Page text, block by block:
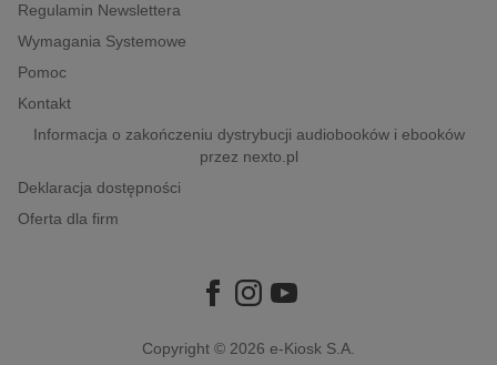
popularno-naukowe
historia
Regulamin Newslettera
Wymagania Systemowe
Pomoc
Kontakt
Informacja o zakończeniu dystrybucji audiobooków i ebooków
przez nexto.pl
Deklaracja dostępności
Oferta dla firm
Copyright © 2026 e-Kiosk S.A.